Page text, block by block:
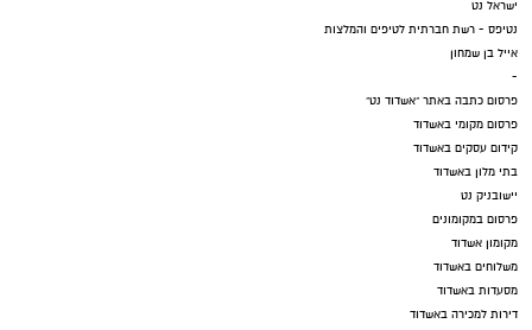
ישראל נט
נטיפס - רשת חברתית לטיפים והמלצות
אייל בן שמחון
-
פרסום כתבה באתר "אשדוד נט"
פרסום מקומי באשדוד
קידום עסקים באשדוד
בתי מלון באשדוד
יישובניק נט
פרסום במקומונים
מקומון אשדוד
משלוחים באשדוד
מסעדות באשדוד
דירות למכירה באשדוד